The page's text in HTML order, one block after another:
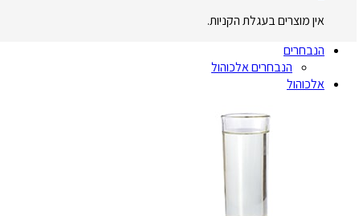
אין מוצרים בעגלת הקניות.
הנבחרים
הנבחרים אלכוהול
אלכוהול